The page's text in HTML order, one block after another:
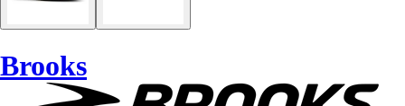
Brooks